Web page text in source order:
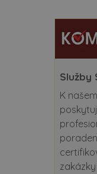
Služby
K